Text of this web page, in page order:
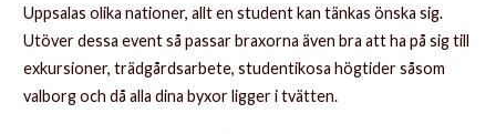
Uppsalas olika nationer, allt en student kan tänkas önska sig.
Utöver dessa event så passar braxorna även bra att ha på sig till
exkursioner, trädgårdsarbete, studentikosa högtider såsom
valborg och då alla dina byxor ligger i tvätten.